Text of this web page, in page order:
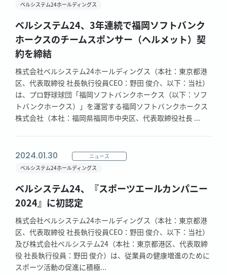
ベルシステム24ホールディングス
ベルシステム24、3年連続で福岡ソフトバンク
ホークスのチームスポンサー（ヘルメット）契
約を締結
株式会社ベルシステム24ホールディングス（本社：東京都港
区、代表取締役 社長執行役員CEO：野田 俊介、以下：当社）
は、プロ野球球団「福岡ソフトバンクホークス（以下：ソフ
トバンクホークス）」を運営する福岡ソフトバンクホークス
株式会社（本社：福岡県福岡市中央区、代表取締役社長 ...
2024.01.30
ニュース
ベルシステム24ホールディングス
ベルシステム24、『スポーツエールカンパニー
2024』に初認定
株式会社ベルシステム24ホールディングス（本社：東京都港
区、代表取締役 社長執行役員CEO：野田 俊介、以下：当社）
及び株式会社ベルシステム24（本社：東京都港区、代表取締
役 社長執行役員：野田 俊介）は、従業員の健康増進のために
スポーツ活動の促進に積極...